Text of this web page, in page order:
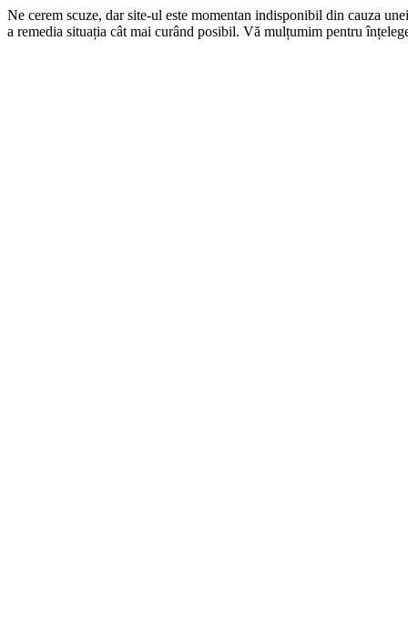
Ne cerem scuze, dar site-ul este momentan indisponibil din cauza
a remedia situația cât mai curând posibil. Vă mulțumim pentru